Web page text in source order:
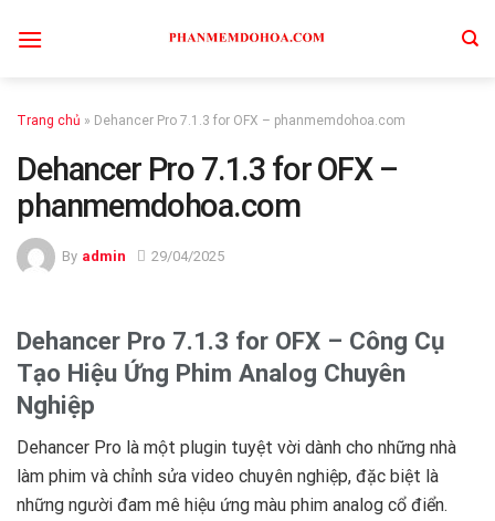
Trang chủ » Dehancer Pro 7.1.3 for OFX – phanmemdohoa.com
Dehancer Pro 7.1.3 for OFX –
phanmemdohoa.com
By admin 29/04/2025
Dehancer Pro 7.1.3 for OFX – Công Cụ
Tạo Hiệu Ứng Phim Analog Chuyên
Nghiệp
Dehancer Pro là một plugin tuyệt vời dành cho những nhà
làm phim và chỉnh sửa video chuyên nghiệp, đặc biệt là
những người đam mê hiệu ứng màu phim analog cổ điển.